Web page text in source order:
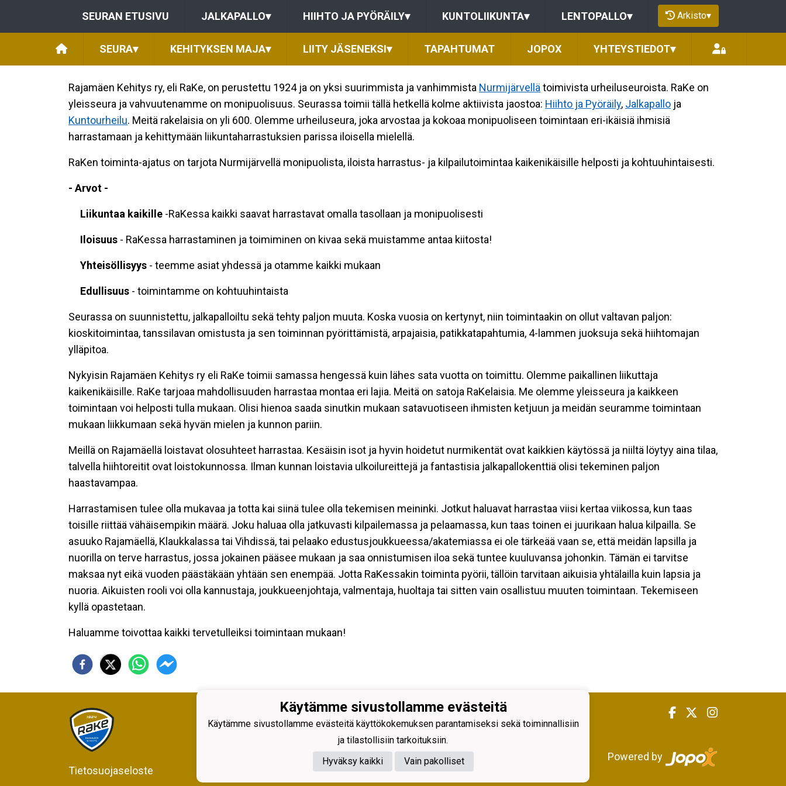
SEURAN ETUSIVU JALKAPALLO▾ HIIHTO JA PYÖRÄILY▾ KUNTOLIIKUNTA▾ LENTOPALLO▾ Arkisto▾
SEURA▾ KEHITYKSEN MAJA▾ LIITY JÄSENEKSI▾ TAPAHTUMAT JOPOX YHTEYSTIEDOT▾
Rajamäen Kehitys ry, eli RaKe, on perustettu 1924 ja on yksi suurimmista ja vanhimmista Nurmijärvellä toimivista urheiluseuroista. RaKe on
yleisseura ja vahvuutenamme on monipuolisuus. Seurassa toimii tällä hetkellä kolme aktiivista jaostoa: Hiihto ja Pyöräily, Jalkapallo ja
Kuntourheilu. Meitä rakelaisia on yli 600. Olemme urheiluseura, joka arvostaa ja kokoaa monipuoliseen toimintaan eri-ikäisiä ihmisiä
harrastamaan ja kehittymään liikuntaharrastuksien parissa iloisella mielellä.
RaKen toiminta-ajatus on tarjota Nurmijärvellä monipuolista, iloista harrastus- ja kilpailutoimintaa kaikenikäisille helposti ja kohtuuhintaisesti.
- Arvot -
Liikuntaa kaikille -RaKessa kaikki saavat harrastavat omalla tasollaan ja monipuolisesti
Iloisuus - RaKessa harrastaminen ja toimiminen on kivaa sekä muistamme antaa kiitosta!
Yhteisöllisyys - teemme asiat yhdessä ja otamme kaikki mukaan
Edullisuus - toimintamme on kohtuuhintaista
Seurassa on suunnistettu, jalkapalloiltu sekä tehty paljon muuta. Koska vuosia on kertynyt, niin toimintaakin on ollut valtavan paljon:
kioskitoimintaa, tanssilavan omistusta ja sen toiminnan pyörittämistä, arpajaisia, patikkatapahtumia, 4-lammen juoksuja sekä hiihtomajan
ylläpitoa.
Nykyisin Rajamäen Kehitys ry eli RaKe toimii samassa hengessä kuin lähes sata vuotta on toimittu. Olemme paikallinen liikuttaja
kaikenikäisille. RaKe tarjoaa mahdollisuuden harrastaa montaa eri lajia. Meitä on satoja RaKelaisia. Me olemme yleisseura ja kaikkeen
toimintaan voi helposti tulla mukaan. Olisi hienoa saada sinutkin mukaan satavuotiseen ihmisten ketjuun ja meidän seuramme toimintaan
mukaan liikkumaan sekä hyvän mielen ja kunnon pariin.
Meillä on Rajamäellä loistavat olosuhteet harrastaa. Kesäisin isot ja hyvin hoidetut nurmikentät ovat kaikkien käytössä ja niiltä löytyy aina tilaa,
talvella hiihtoreitit ovat loistokunnossa. Ilman kunnan loistavia ulkoilureittejä ja fantastisia jalkapallokenttiä olisi tekeminen paljon
haastavampaa.
Harrastamisen tulee olla mukavaa ja totta kai siinä tulee olla tekemisen meininki. Jotkut haluavat harrastaa viisi kertaa viikossa, kun taas
toisille riittää vähäisempikin määrä. Joku haluaa olla jatkuvasti kilpailemassa ja pelaamassa, kun taas toinen ei juurikaan halua kilpailla. Se
asuuko Rajamäellä, Klaukkalassa tai Vihdissä, tai pelaako edustusjoukkueessa/akatemiassa ei ole tärkeää vaan se, että meidän lapsilla ja
nuorilla on terve harrastus, jossa jokainen pääsee mukaan ja saa onnistumisen iloa sekä tuntee kuuluvansa johonkin. Tämän ei tarvitse
maksaa nyt eikä vuoden päästäkään yhtään sen enempää. Jotta RaKessakin toiminta pyörii, tällöin tarvitaan aikuisia yhtälailla kuin lapsia ja
nuoria. Aikuisten rooli voi olla kannustaja, joukkueenjohtaja, valmentaja, huoltaja tai sitten vain osallistuu muuten toimintaan. Tekemiseen
kyllä opastetaan.
Haluamme toivottaa kaikki tervetulleiksi toimintaan mukaan!
Tietosuojaseloste
Rajamäen Kehitys ry
Kiljavantie 231
Y-tunnus 0598128-2
Powered by
Käytämme sivustollamme evästeitä
Käytämme sivustollamme evästeitä käyttökokemuksen parantamiseksi sekä toiminnallisiin
ja tilastollisiin tarkoituksiin.
Hyväksy kaikki
Vain pakolliset